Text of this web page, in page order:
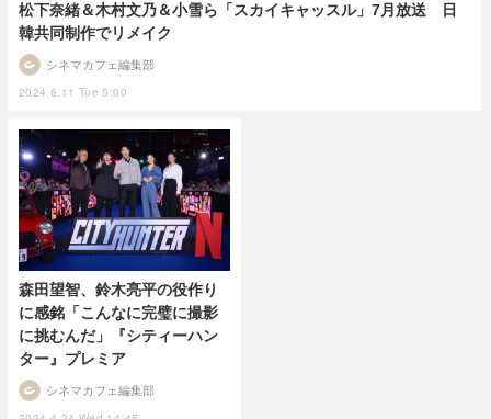
松下奈緒＆木村文乃＆小雪ら「スカイキャッスル」7月放送 日
韓共同制作でリメイク
2024.6.11 Tue 5:00
シネマカフェ編集部
森田望智、鈴木亮平の役作り
に感銘「こんなに完璧に撮影
に挑むんだ」『シティーハン
ター』プレミア
シネマカフェ編集部